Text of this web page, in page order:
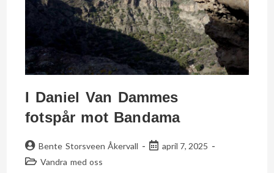
I Daniel Van Dammes
fotspår mot Bandama
Bente Storsveen Åkervall
april 7, 2025
Vandra med oss